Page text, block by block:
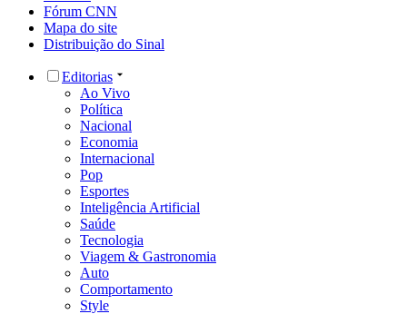
Fórum CNN
Mapa do site
Distribuição do Sinal
Editorias
Ao Vivo
Política
Nacional
Economia
Internacional
Pop
Esportes
Inteligência Artificial
Saúde
Tecnologia
Viagem & Gastronomia
Auto
Comportamento
Style